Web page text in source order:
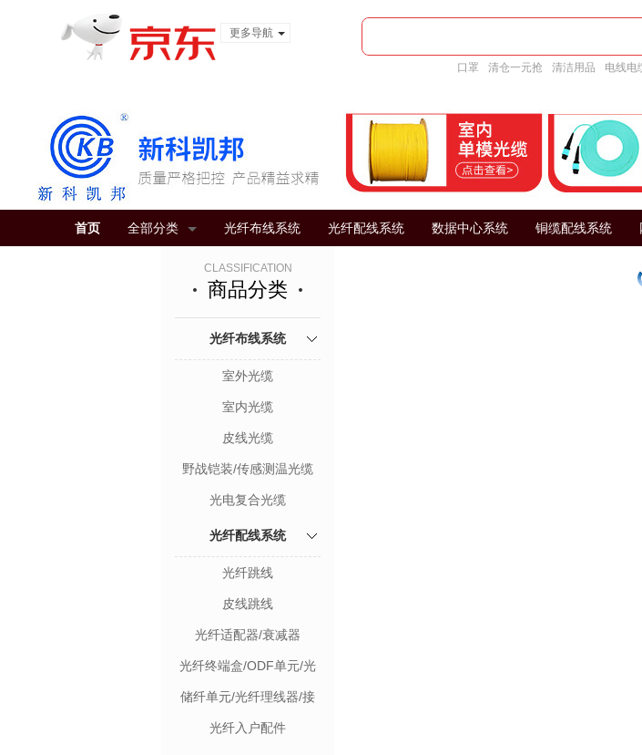
更多导航
口罩 清仓一元抢 清洁用品 电线电
首页 全部分类 光纤布线系统 光纤配线系统 数据中心系统 铜缆配线系统
CLASSIFICATION
商品分类
光纤布线系统
室外光缆
室内光缆
皮线光缆
野战铠装/传感测温光缆
光电复合光缆
光纤配线系统
光纤跳线
皮线跳线
光纤适配器/衰减器
光纤终端盒/ODF单元/光
纤配线架
储纤单元/光纤理线器/接
续盒
光纤入户配件